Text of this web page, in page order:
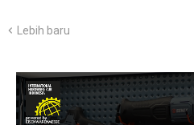
Lebih baru